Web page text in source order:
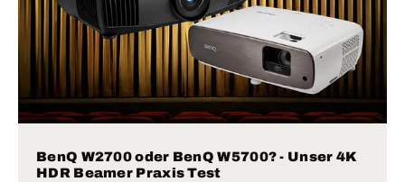
BenQ W2700 oder BenQ W5700? - Unser 4K
HDR Beamer Praxis Test